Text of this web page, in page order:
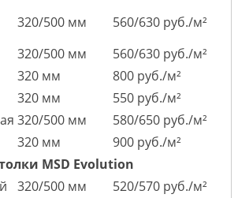
320/500 мм
560/630 руб./м²
320/500 мм
560/630 руб./м²
320 мм
800 руб./м²
320 мм
550 руб./м²
320/500 мм
580/650 руб./м²
320 мм
900 руб./м²
MSD Evolution
320/500 мм
520/570 руб./м²